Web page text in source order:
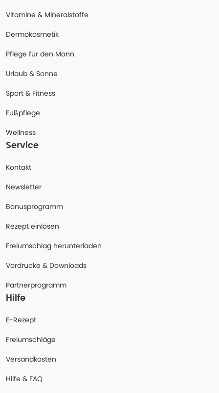
Vitamine & Mineralstoffe
Dermokosmetik
Pflege für den Mann
Urlaub & Sonne
Sport & Fitness
Fußpflege
Wellness
Service
Kontakt
Newsletter
Bonusprogramm
Rezept einlösen
Freiumschlag herunterladen
Vordrucke & Downloads
Partnerprogramm
Hilfe
E-Rezept
Freiumschläge
Versandkosten
Hilfe & FAQ